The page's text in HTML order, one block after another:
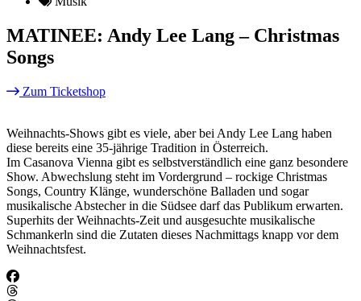
MATINEE: Andy Lee Lang – Christmas
Songs
Zum Ticketshop
Weihnachts-Shows gibt es viele, aber bei Andy Lee Lang haben
diese bereits eine 35-jährige Tradition in Österreich.
Im Casanova Vienna gibt es selbstverständlich eine ganz besondere
Show. Abwechslung steht im Vordergrund – rockige Christmas
Songs, Country Klänge, wunderschöne Balladen und sogar
musikalische Abstecher in die Südsee darf das Publikum erwarten.
Superhits der Weihnachts-Zeit und ausgesuchte musikalische
Schmankerln sind die Zutaten dieses Nachmittags knapp vor dem
Weihnachtsfest.